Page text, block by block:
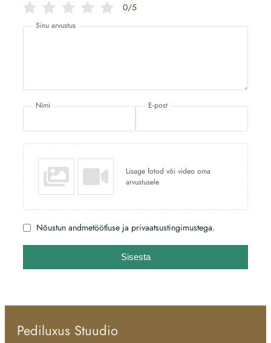
0/5
Sinu arvustus
Nimi E-post
Lisage fotod või video oma
arvustusele
Nõustun andmetöötluse ja privaatsustingimustega.
Sisesta
Pediluxus Stuudio